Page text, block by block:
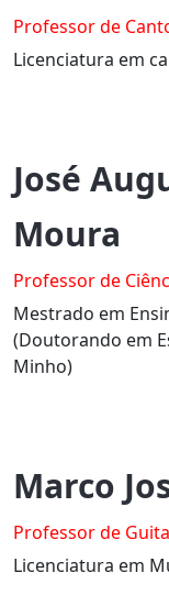
Professor de
Licenciatura em
José
Moura
Professor de
Mestrado em
(Doutorando em
Minho)
Marco
Professor de
Licenciatura em